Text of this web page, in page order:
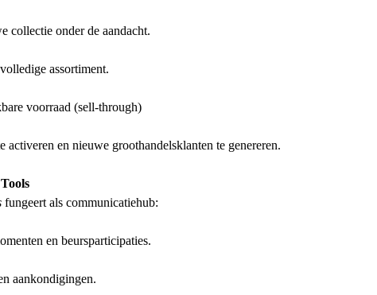
collectie onder de aandacht.
assortiment.
voorraad (sell-through)
en nieuwe groothandelsklanten te genereren.
fungeert als communicatiehub:
en beursparticipaties.
aankondigingen.